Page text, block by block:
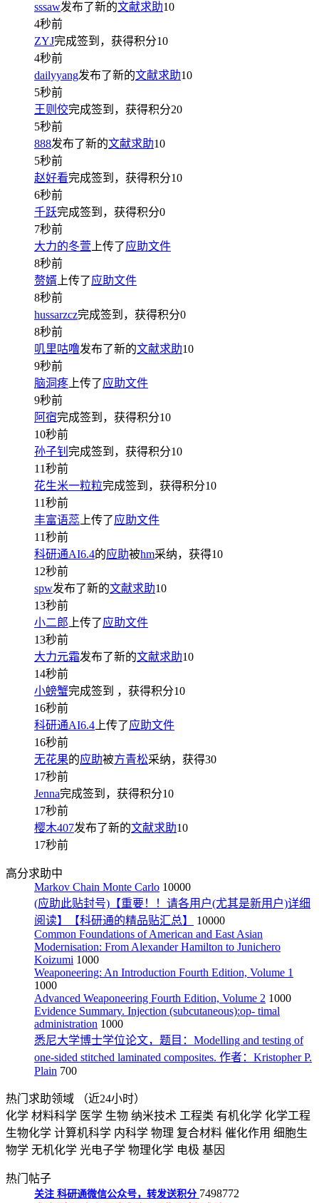
sssaw发布了新的文献求助10
4秒前
ZYJ完成签到，获得积分10
4秒前
dailyyang发布了新的文献求助10
5秒前
王则佼完成签到，获得积分20
5秒前
888发布了新的文献求助10
5秒前
赵好看完成签到，获得积分10
6秒前
千跃完成签到，获得积分0
7秒前
大力的冬萱 上传了应助文件
8秒前
赘婿 上传了应助文件
8秒前
hussarzcz完成签到，获得积分0
8秒前
叽里咕噜发布了新的文献求助10
9秒前
脑洞疼 上传了应助文件
9秒前
阿宿完成签到，获得积分10
10秒前
孙子钊 完成签到，获得积分10
11秒前
花生米一粒粒完成签到，获得积分10
11秒前
丰富语蕊 上传了应助文件
11秒前
科研通AI6.4的应助被hm采纳，获得10
12秒前
spw发布了新的文献求助10
13秒前
小二郎 上传了应助文件
13秒前
大力元霜发布了新的文献求助10
14秒前
小螃蟹完成签到 ，获得积分10
16秒前
科研通AI6.4 上传了应助文件
16秒前
无花果的应助被方青松采纳，获得30
17秒前
Jenna完成签到，获得积分10
17秒前
樱木407发布了新的文献求助10
17秒前
高分求助中
Markov Chain Monte Carlo 10000
(应助此贴封号)【重要！！请各用户(尤其是新用户)详细
阅读】【科研通的精品贴汇总】
10000
Common Foundations of American and East Asian
Modernisation: From Alexander Hamilton to Junichero
Koizumi 1000
Weaponeering: An Introduction Fourth Edition, Volume 1
1000
Advanced Weaponeering Fourth Edition, Volume 2 1000
Evidence Summary. Injection (subcutaneous):op- timal
administration 1000
悉尼大学博士学位论文，题目：Modelling and testing of
one-sided stitched laminated composites. 作者：Kristopher P.
Plain 700
热门求助领域
（近24小时）
化学 材料科学 医学 生物 纳米技术 工程类 有机化学 化学工程
生物化学 计算机科学 内科学 物理 复合材料 催化作用 细胞生
物学 无机化学 光电子学 物理化学 电极 基因
热门帖子
关注 科研通微信公众号，转发送积分 7498772